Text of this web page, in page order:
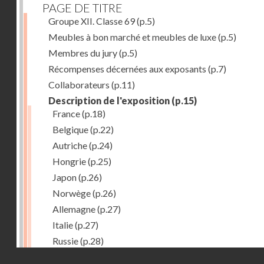
PAGE DE TITRE
Groupe XII. Classe 69(p.5)
Meubles à bon marché et meubles de luxe(p.5)
Membres du jury(p.5)
Récompenses décernées aux exposants (p.7)
Collaborateurs (p.11)
Description de l'exposition (p.15)
France(p.18)
Belgique(p.22)
Autriche(p.24)
Hongrie(p.25)
Japon(p.26)
Norwège(p.26)
Allemagne(p.27)
Italie(p.27)
Russie(p.28)